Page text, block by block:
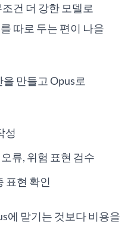
건 더 강한 모델로
따로 두는 편이 나을
만들고 Opus로
성
류, 위험 표현 검수
표현 확인
에 맡기는 것보다 비용을